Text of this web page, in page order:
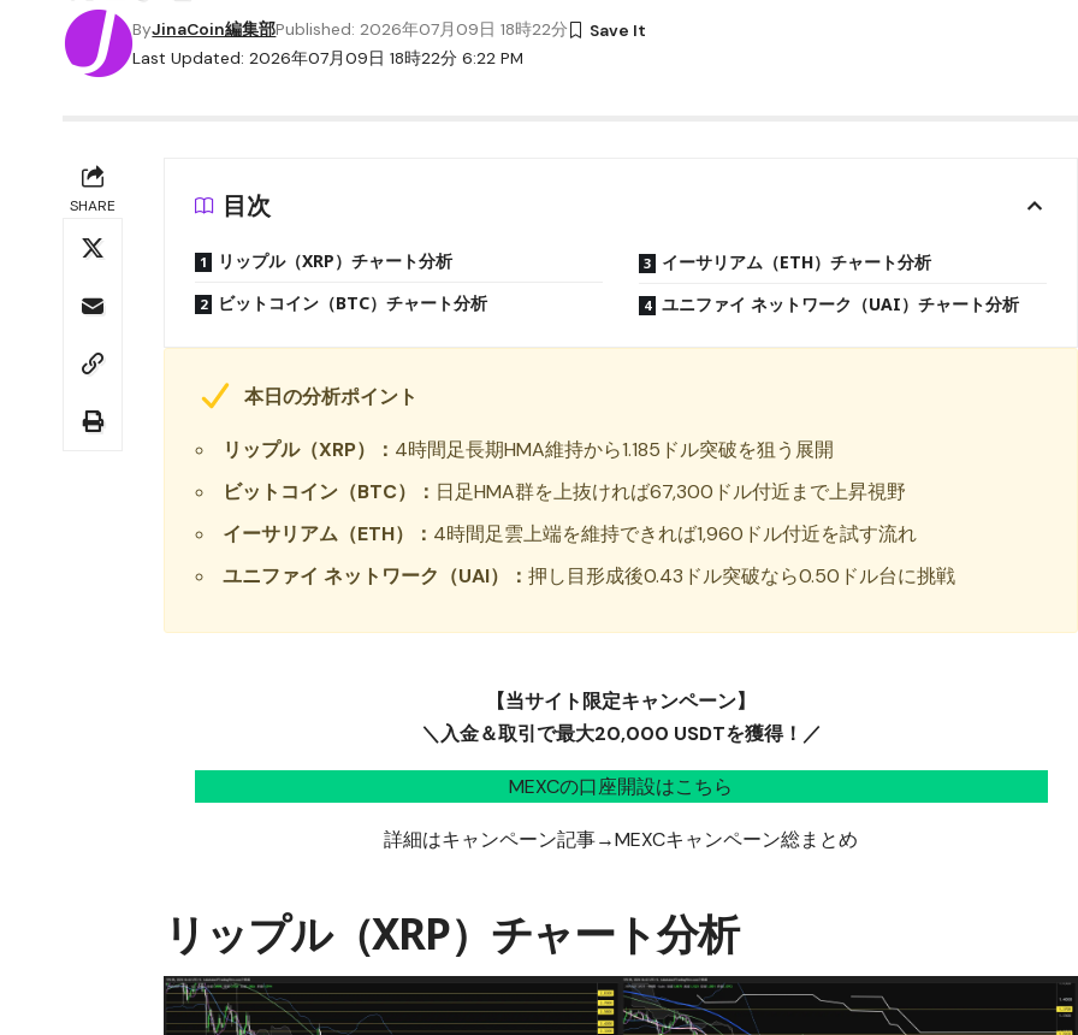
Last Updated: 2026年07月09日 18時22分 6:22 PM
ByJinaCoin編集部Published: 2026年07月09日 18時22分
SHARE 目次
リップル（XRP）チャート分析
ビットコイン（BTC）チャート分析
イーサリアム（ETH）チャート分析
ユニファイ ネットワーク（UAI）チャート分析
本日の分析ポイント
リップル（XRP）： 4時間足長期HMA維持から1.185ドル突破を狙う展開
ビットコイン（BTC）： 日足HMA群を上抜ければ67,300ドル付近まで上昇視野
イーサリアム（ETH）： 4時間足雲上端を維持できれば1,960ドル付近を試す流れ
ユニファイ ネットワーク（UAI）： 押し目形成後0.43ドル突破なら0.50ドル台に挑戦
【当サイト限定キャンペーン】
＼入金＆取引で最大20,000 USDTを獲得！／
MEXCの口座開設はこちら
詳細はキャンペーン記事→MEXCキャンペーン総まとめ
リップル（XRP）チャート分析